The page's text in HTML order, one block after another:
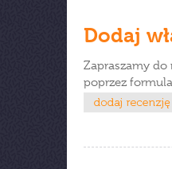
Dodaj
Zapraszamy do
poprzez